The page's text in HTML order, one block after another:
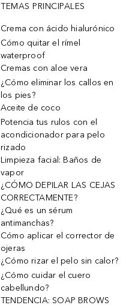
TEMAS PRINCIPALES
Crema con ácido hialurónico
Cómo quitar el rímel
waterproof
Cremas con aloe vera
¿Cómo eliminar los callos en
los pies?
Aceite de coco
Potencia tus rulos con el
acondicionador para pelo
rizado
Limpieza facial: Baños de
vapor
¿CÓMO DEPILAR LAS CEJAS
CORRECTAMENTE?
¿Qué es un sérum
antimanchas?
Cómo aplicar el corrector de
ojeras
¿Cómo rizar el pelo sin calor?
¿Cómo cuidar el cuero
cabellundo?
TENDENCIA: SOAP BROWS